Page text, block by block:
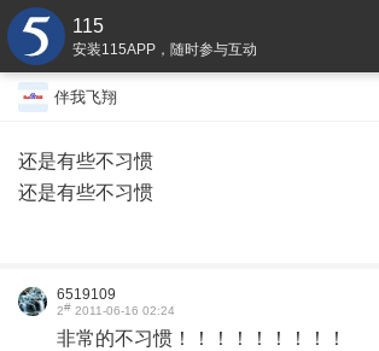
115
安装115APP，随时参与互动
伴我飞翔
还是有些不习惯
还是有些不习惯
6519109
2# 2011-06-16 02:24
非常的不习惯！！！！！！！！！